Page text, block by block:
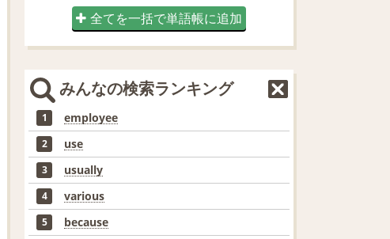
全てを一括で単語帳に追加
みんなの検索ランキング
1 employee
2 use
3 usually
4 various
5 because